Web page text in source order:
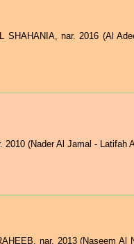
nar. 2016 (Al
(Nader Al Jamal - Latifah
nar. 2013 (Naseem Al